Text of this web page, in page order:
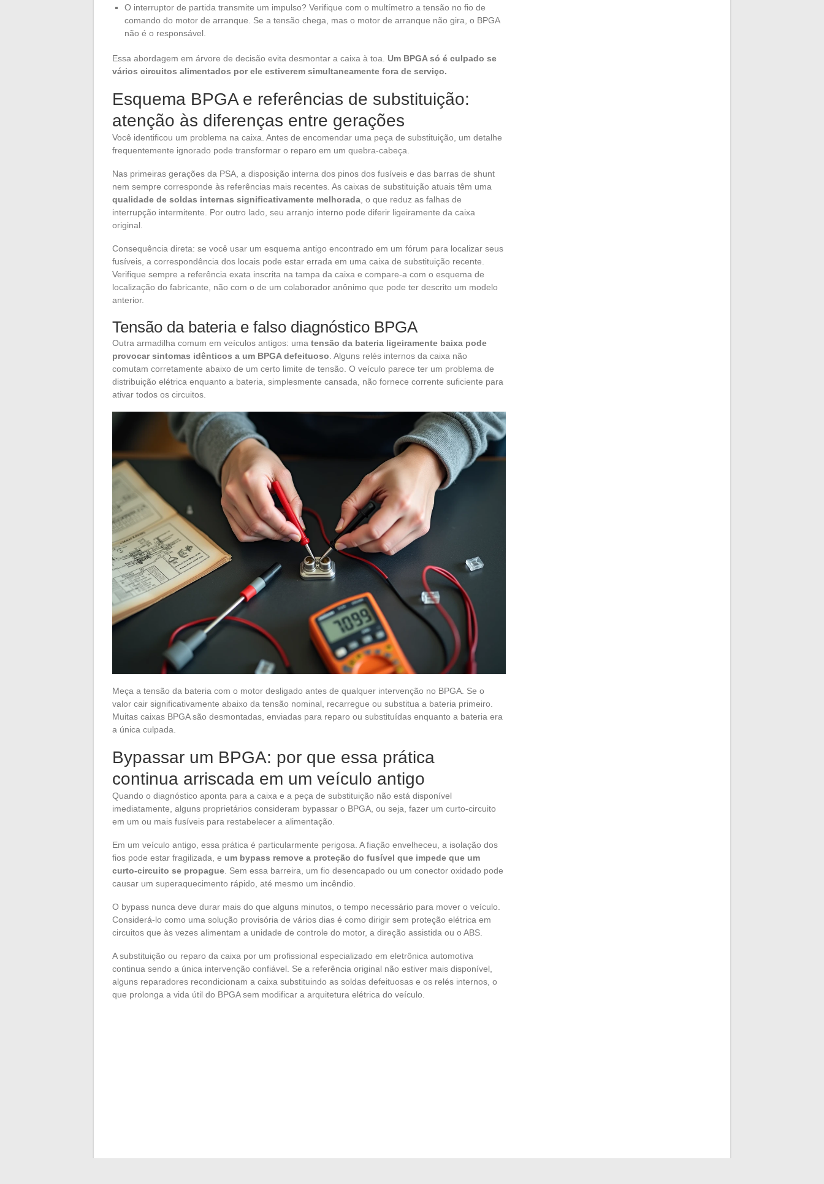
O interruptor de partida transmite um impulso? Verifique com o multímetro a tensão no fio de
comando do motor de arranque. Se a tensão chega, mas o motor de arranque não gira, o BPGA
não é o responsável.
Essa abordagem em árvore de decisão evita desmontar a caixa à toa. Um BPGA só é culpado se
vários circuitos alimentados por ele estiverem simultaneamente fora de serviço.
Esquema BPGA e referências de substituição:
atenção às diferenças entre gerações
Você identificou um problema na caixa. Antes de encomendar uma peça de substituição, um detalhe
frequentemente ignorado pode transformar o reparo em um quebra-cabeça.
Nas primeiras gerações da PSA, a disposição interna dos pinos dos fusíveis e das barras de shunt
nem sempre corresponde às referências mais recentes. As caixas de substituição atuais têm uma
qualidade de soldas internas significativamente melhorada , o que reduz as falhas de
interrupção intermitente. Por outro lado, seu arranjo interno pode diferir ligeiramente da caixa
original.
Consequência direta: se você usar um esquema antigo encontrado em um fórum para localizar seus
fusíveis, a correspondência dos locais pode estar errada em uma caixa de substituição recente.
Verifique sempre a referência exata inscrita na tampa da caixa e compare-a com o esquema de
localização do fabricante, não com o de um colaborador anônimo que pode ter descrito um modelo
anterior.
Tensão da bateria e falso diagnóstico BPGA
Outra armadilha comum em veículos antigos: uma tensão da bateria ligeiramente baixa pode
provocar sintomas idênticos a um BPGA defeituoso . Alguns relés internos da caixa não
comutam corretamente abaixo de um certo limite de tensão. O veículo parece ter um problema de
distribuição elétrica enquanto a bateria, simplesmente cansada, não fornece corrente suficiente para
ativar todos os circuitos.
Meça a tensão da bateria com o motor desligado antes de qualquer intervenção no BPGA. Se o
valor cair significativamente abaixo da tensão nominal, recarregue ou substitua a bateria primeiro.
Muitas caixas BPGA são desmontadas, enviadas para reparo ou substituídas enquanto a bateria era
a única culpada.
Bypassar um BPGA: por que essa prática
continua arriscada em um veículo antigo
Quando o diagnóstico aponta para a caixa e a peça de substituição não está disponível
imediatamente, alguns proprietários consideram bypassar o BPGA, ou seja, fazer um curto-circuito
em um ou mais fusíveis para restabelecer a alimentação.
Em um veículo antigo, essa prática é particularmente perigosa. A fiação envelheceu, a isolação dos
fios pode estar fragilizada, e um bypass remove a proteção do fusível que impede que um
curto-circuito se propague . Sem essa barreira, um fio desencapado ou um conector oxidado pode
causar um superaquecimento rápido, até mesmo um incêndio.
O bypass nunca deve durar mais do que alguns minutos, o tempo necessário para mover o veículo.
Considerá-lo como uma solução provisória de vários dias é como dirigir sem proteção elétrica em
circuitos que às vezes alimentam a unidade de controle do motor, a direção assistida ou o ABS.
A substituição ou reparo da caixa por um profissional especializado em eletrônica automotiva
continua sendo a única intervenção confiável. Se a referência original não estiver mais disponível,
alguns reparadores recondicionam a caixa substituindo as soldas defeituosas e os relés internos, o
que prolonga a vida útil do BPGA sem modificar a arquitetura elétrica do veículo.